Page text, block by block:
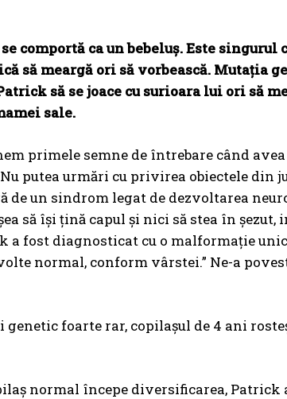
comportă ca un bebeluș. Este
să meargă ori să vorbească. Mutația
să se joace cu surioara lui ori să
sale.
primele semne de întrebare când
putea urmări cu privirea obiectele din
de un sindrom legat de dezvoltarea
să își țină capul și nici să stea în
a fost diagnosticat cu o malformație
normal, conform vârstei.” Ne-a
foarte rar, copilașul de 4 ani
normal începe diversificarea,